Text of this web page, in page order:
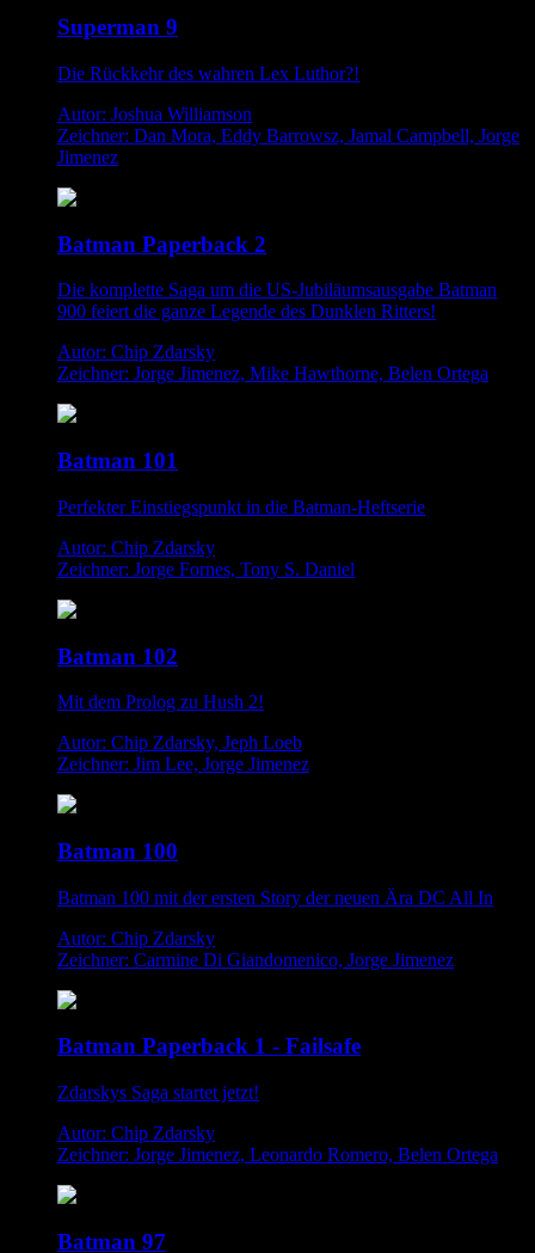
Superman 9
Die Rückkehr des wahren Lex Luthor?!
Autor: Joshua Williamson
Zeichner: Dan Mora, Eddy Barrowsz, Jamal Campbell, Jorge
Jimenez
Batman Paperback 2
Die komplette Saga um die US-Jubiläumsausgabe Batman
900 feiert die ganze Legende des Dunklen Ritters!
Autor: Chip Zdarsky
Zeichner: Jorge Jimenez, Mike Hawthorne, Belen Ortega
Batman 101
Perfekter Einstiegspunkt in die Batman-Heftserie
Autor: Chip Zdarsky
Zeichner: Jorge Fornes, Tony S. Daniel
Batman 102
Mit dem Prolog zu Hush 2!
Autor: Chip Zdarsky, Jeph Loeb
Zeichner: Jim Lee, Jorge Jimenez
Batman 100
Batman 100 mit der ersten Story der neuen Ära DC All In
Autor: Chip Zdarsky
Zeichner: Carmine Di Giandomenico, Jorge Jimenez
Batman Paperback 1 - Failsafe
Zdarskys Saga startet jetzt!
Autor: Chip Zdarsky
Zeichner: Jorge Jimenez, Leonardo Romero, Belen Ortega
Batman 97